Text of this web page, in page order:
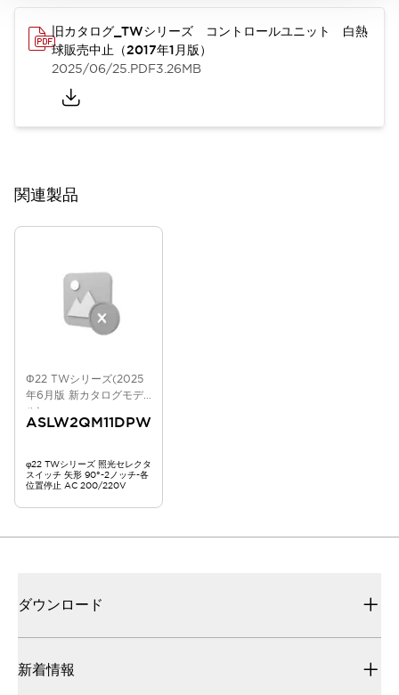
旧カタログ_TWシリーズ コントロールユニット 白熱
球販売中止（2017年1月版）
2025/06/25.PDF3.26MB
関連製品
Φ22 TWシリーズ(2025
年6月版 新カタログモデ
ル)
ASLW2QM11DPW
φ22 TWシリーズ 照光セレクタ
スイッチ 矢形 90°-2ノッチ-各
位置停止 AC 200/220V
ダウンロード
新着情報